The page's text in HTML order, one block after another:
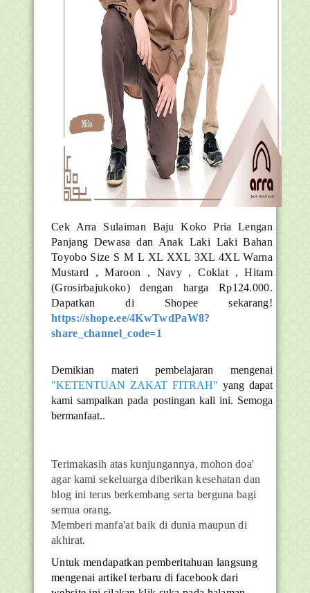
Cek Arra Sulaiman Baju Koko Pria Lengan
Panjang Dewasa dan Anak Laki Laki Bahan
Toyobo Size S M L XL XXL 3XL 4XL Warna
Mustard , Maroon , Navy , Coklat , Hitam
(Grosirbajukoko) dengan harga Rp124.000.
Dapatkan di Shopee sekarang!
https://shope.ee/4KwTwdPaW8?
share_channel_code=1
Demikian materi pembelajaran mengenai
"KETENTUAN ZAKAT FITRAH" yang dapat
kami sampaikan pada postingan kali ini. Semoga
bermanfaat..
Terimakasih atas kunjungannya, mohon doa'
agar kami sekeluarga diberikan kesehatan dan
blog ini terus berkembang serta berguna bagi
semua orang.
Memberi manfa'at baik di dunia maupun di
akhirat.
Untuk mendapatkan pemberitahuan langsung
mengenai artikel terbaru di facebook dari